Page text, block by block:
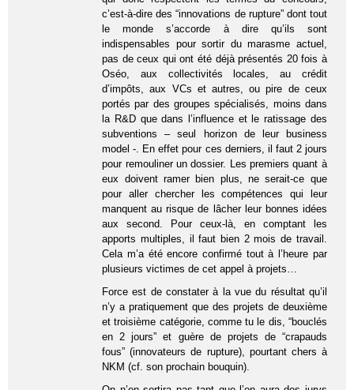
c’est-à-dire des “innovations de rupture” dont tout
le monde s’accorde à dire qu’ils sont
indispensables pour sortir du marasme actuel,
pas de ceux qui ont été déjà présentés 20 fois à
Oséo, aux collectivités locales, au crédit
d’impôts, aux VCs et autres, ou pire de ceux
portés par des groupes spécialisés, moins dans
la R&D que dans l’influence et le ratissage des
subventions – seul horizon de leur business
model -. En effet pour ces derniers, il faut 2 jours
pour remouliner un dossier. Les premiers quant à
eux doivent ramer bien plus, ne serait-ce que
pour aller chercher les compétences qui leur
manquent au risque de lâcher leur bonnes idées
aux second. Pour ceux-là, en comptant les
apports multiples, il faut bien 2 mois de travail.
Cela m’a été encore confirmé tout à l’heure par
plusieurs victimes de cet appel à projets…
Force est de constater à la vue du résultat qu’il
n’y a pratiquement que des projets de deuxième
et troisième catégorie, comme tu le dis, “bouclés
en 2 jours” et guère de projets de “crapauds
fous” (innovateurs de rupture), pourtant chers à
NKM (cf. son prochain bouquin).